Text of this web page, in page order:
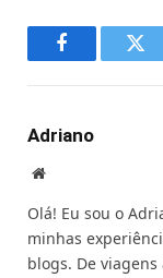
Facebook
Adriano
Website
Olá! Eu sou o
minhas
blogs. De